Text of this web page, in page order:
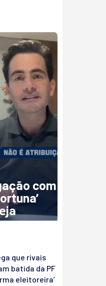
com
que rivais
batida da PF
eleitoreira’